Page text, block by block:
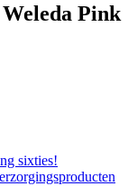
Pink
sixties!